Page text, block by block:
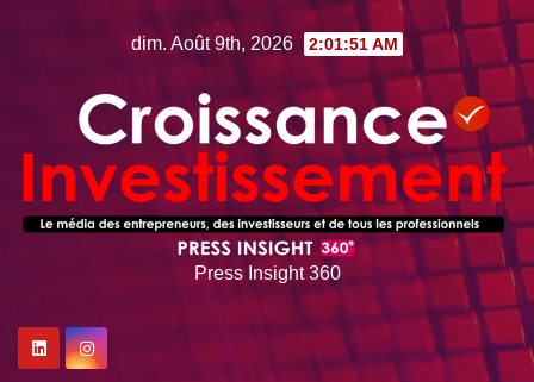
dim. Août 9th, 2026 2:01:52 AM
Press Insight 360